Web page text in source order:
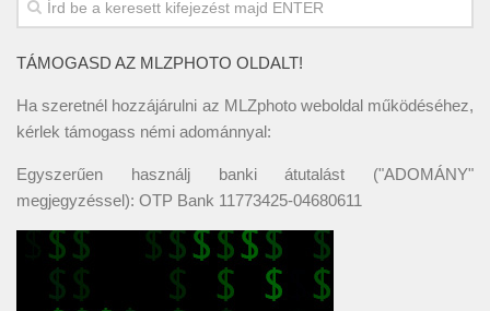
TÁMOGASD AZ MLZPHOTO OLDALT!
Ha szeretnél hozzájárulni az MLZphoto weboldal működéséhez,
kérlek támogass némi adománnyal:
Egyszerűen használj banki átutalást ("ADOMÁNY"
megjegyzéssel): OTP Bank 11773425-04680611